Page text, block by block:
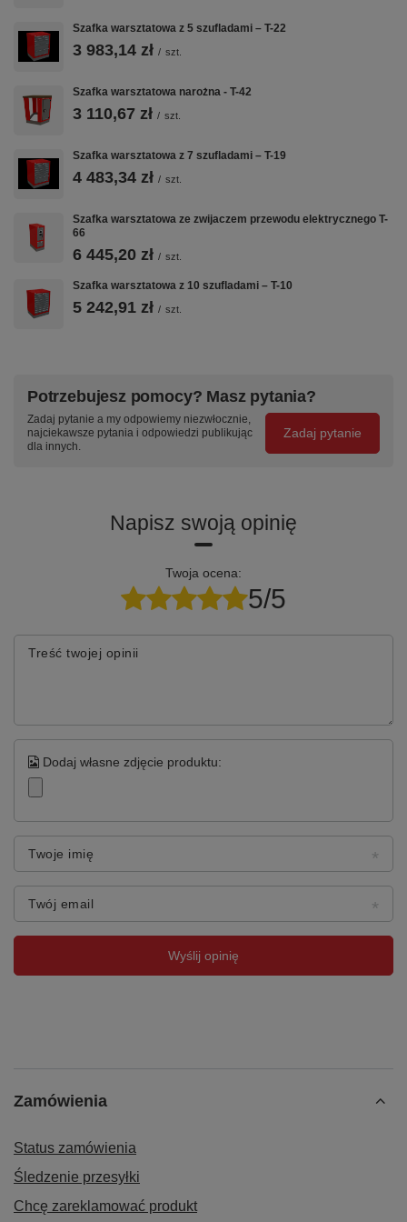
– blat ze sklejki o gr.40mm
– przestawne podziałki / przegrody do przechowywania drobnych
elementów
pomocą klucza grupowego przy zachowaniu kluczy indywidualnych
– stopki z podkładem antypoślizgowym do regulacji wypoziomowania
szafki
– malowanie w innej kolorystyce niż podstawowa paleta RAL
Szafka warsztatowa z 5 szufladami – T-22
3 983,14 zł / szt.
Szafka warsztatowa narożna - T-42
3 110,67 zł / szt.
Szafka warsztatowa z 7 szufladami – T-19
4 483,34 zł / szt.
Szafka warsztatowa ze zwijaczem przewodu elektrycznego T-
66
6 445,20 zł / szt.
Szafka warsztatowa z 10 szufladami – T-10
5 242,91 zł / szt.
Potrzebujesz pomocy? Masz pytania?
Zadaj pytanie a my odpowiemy niezwłocznie,
najciekawsze pytania i odpowiedzi publikując
dla innych.
Zadaj pytanie
Napisz swoją opinię
Twoja ocena:
5/5
Treść twojej opinii
Dodaj własne zdjęcie produktu:
Twoje imię
Twój email
Wyślij opinię
Zamówienia
Status zamówienia
Śledzenie przesyłki
Chcę zareklamować produkt